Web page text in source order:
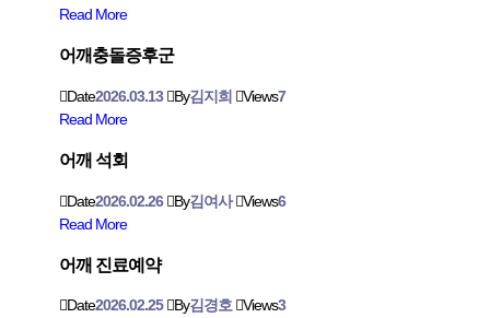
Read More
어깨충돌증후군
Date2026.03.13 By김지희 Views7
Read More
어깨 석회
Date2026.02.26 By김여사 Views6
Read More
어깨 진료예약
Date2026.02.25 By김경호 Views3